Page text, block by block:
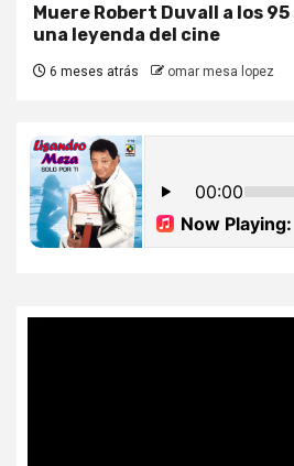
Muere Robert Duvall a los 95
una leyenda del cine
6 meses atrás omar mesa lopez